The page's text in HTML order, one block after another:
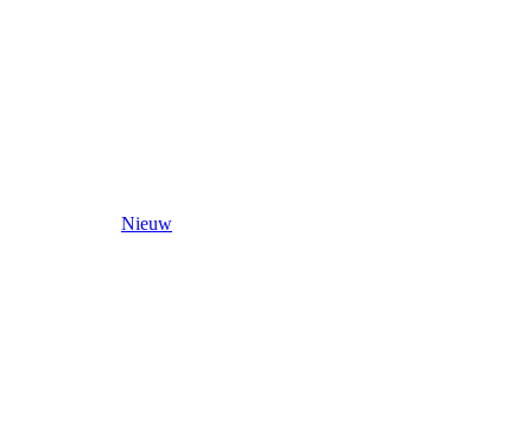
Nieuw